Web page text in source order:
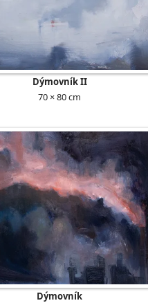
Dýmovník II
70 × 80 cm
Dýmovník